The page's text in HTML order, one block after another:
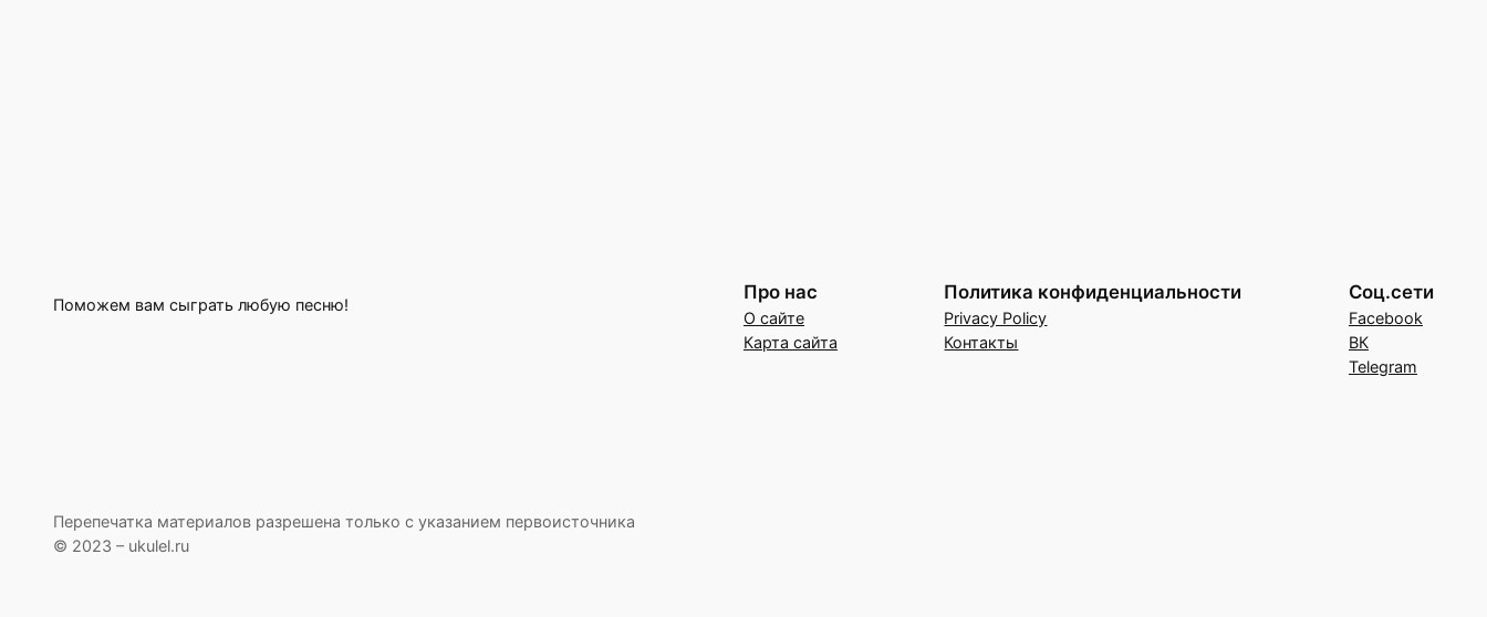
Поможем вам сыграть любую песню!
Про нас
О сайте
Карта сайта
Политика конфиденциальности
Privacy Policy
Контакты
Соц.сети
Facebook
ВК
Telegram
Перепечатка материалов разрешена только с указанием первоисточника
© 2023 – ukulel.ru